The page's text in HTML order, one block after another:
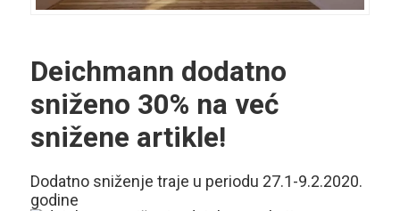
Deichmann dodatno
sniženo 30% na već
snižene artikle!
Dodatno sniženje traje u periodu 27.1-9.2.2020.
godine